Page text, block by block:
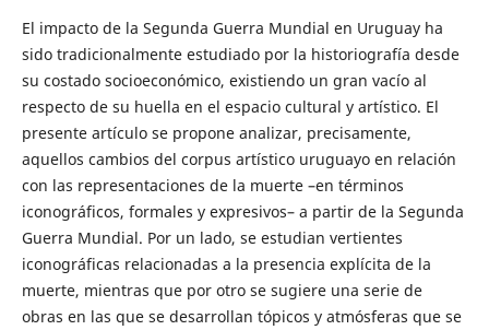
El impacto de la Segunda Guerra Mundial en Uruguay ha
sido tradicionalmente estudiado por la historiografía desde
su costado socioeconómico, existiendo un gran vacío al
respecto de su huella en el espacio cultural y artístico. El
presente artículo se propone analizar, precisamente,
aquellos cambios del corpus artístico uruguayo en relación
con las representaciones de la muerte –en términos
iconográficos, formales y expresivos– a partir de la Segunda
Guerra Mundial. Por un lado, se estudian vertientes
iconográficas relacionadas a la presencia explícita de la
muerte, mientras que por otro se sugiere una serie de
obras en las que se desarrollan tópicos y atmósferas que se